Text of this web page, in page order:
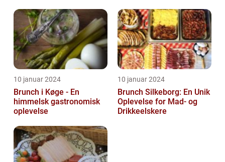
10 januar 2024
Brunch i Køge - En
himmelsk gastronomisk
oplevelse
10 januar 2024
Brunch Silkeborg: En Unik
Oplevelse for Mad- og
Drikkeelskere